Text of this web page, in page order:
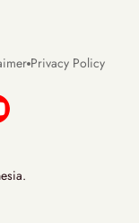
Privacy Policy